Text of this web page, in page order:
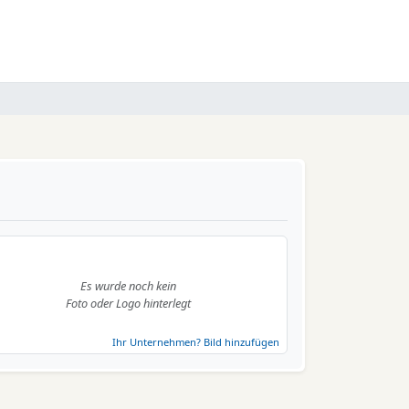
Es wurde noch kein
Foto oder Logo hinterlegt
Ihr Unternehmen? Bild hinzufügen